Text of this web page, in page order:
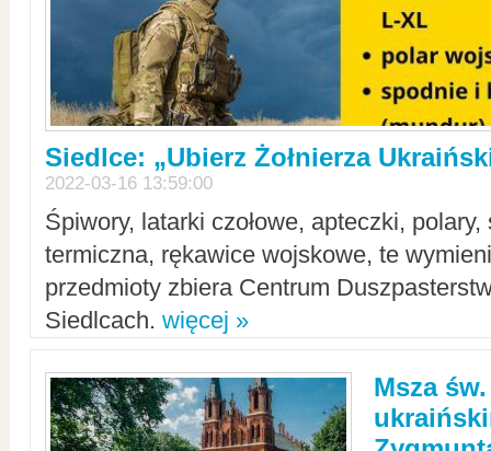
Siedlce: „Ubierz Żołnierza
2022-03-16 13:59:00
Śpiwory, latarki czołowe, apteczki,
termiczna, rękawice wojskowe, te
przedmioty zbiera Centrum
Siedlcach. więcej »
Msza